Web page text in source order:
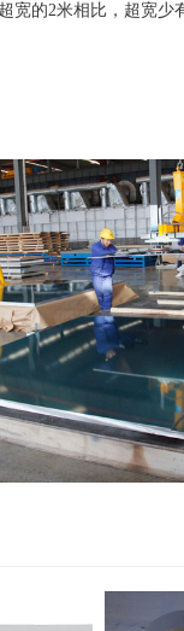
宽的2米相比，超宽少